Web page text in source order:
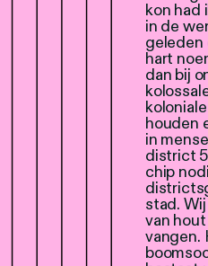
kon had
in de
geleden
hart
dan bij
houden
in
district
chip
stad.
van
vangen.